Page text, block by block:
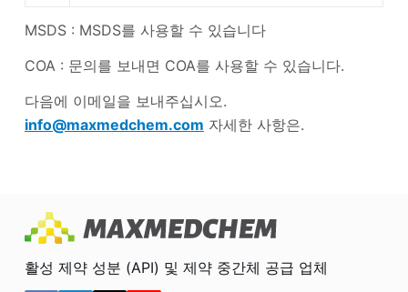
MSDS : MSDS를 사용할 수 있습니다
COA : 문의를 보내면 COA를 사용할 수 있습니다.
다음에 이메일을 보내주십시오.
info@maxmedchem.com 자세한 사항은.
활성 제약 성분 (API) 및 제약 중간체 공급 업체